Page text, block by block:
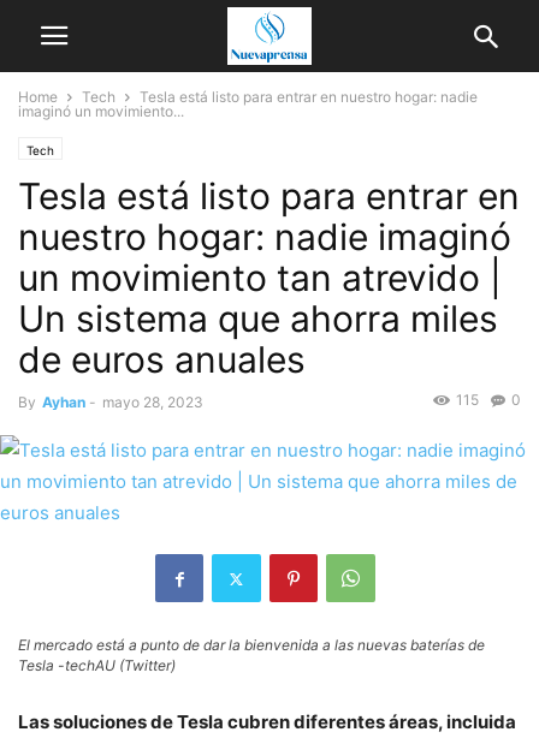
Home Tech
Tesla está listo para entrar en nuestro hogar: nadie
imaginó un movimiento...
Tech
Tesla está listo para entrar en
nuestro hogar: nadie imaginó
un movimiento tan atrevido |
Un sistema que ahorra miles
de euros anuales
By Ayhan - mayo 28, 2023 0
115
El mercado está a punto de dar la bienvenida a las nuevas baterías de
Tesla -techAU (Twitter)
Las soluciones de Tesla cubren diferentes áreas, incluida